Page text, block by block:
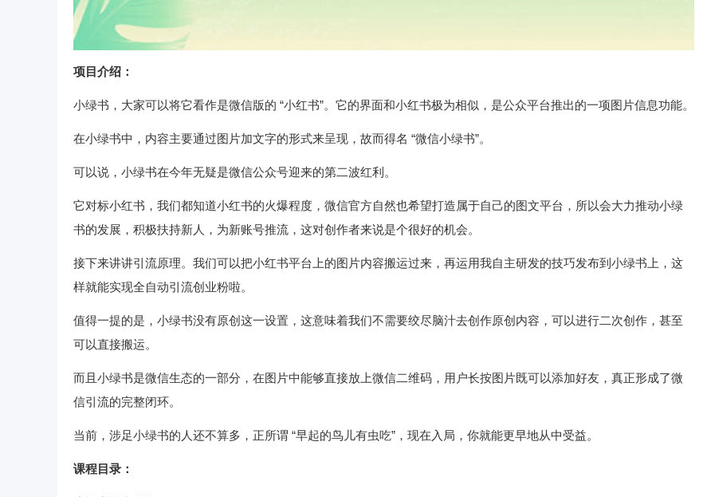
项目介绍：
小绿书，大家可以将它看作是微信版的 “小红书”。它的界面和小红书极为相似，是公众平台推出的一项图片信息功能。
在小绿书中，内容主要通过图片加文字的形式来呈现，故而得名 “微信小绿书”。
可以说，小绿书在今年无疑是微信公众号迎来的第二波红利。
它对标小红书，我们都知道小红书的火爆程度，微信官方自然也希望打造属于自己的图文平台，所以会大力推动小绿
书的发展，积极扶持新人，为新账号推流，这对创作者来说是个很好的机会。
接下来讲讲引流原理。我们可以把小红书平台上的图片内容搬运过来，再运用我自主研发的技巧发布到小绿书上，这
样就能实现全自动引流创业粉啦。
值得一提的是，小绿书没有原创这一设置，这意味着我们不需要绞尽脑汁去创作原创内容，可以进行二次创作，甚至
可以直接搬运。
而且小绿书是微信生态的一部分，在图片中能够直接放上微信二维码，用户长按图片既可以添加好友，真正形成了微
信引流的完整闭环。
当前，涉足小绿书的人还不算多，正所谓 “早起的鸟儿有虫吃”，现在入局，你就能更早地从中受益。
课程目录：